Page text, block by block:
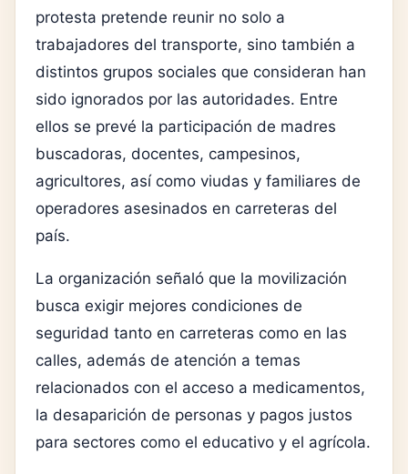
protesta pretende reunir no solo a
trabajadores del transporte, sino también a
distintos grupos sociales que consideran han
sido ignorados por las autoridades. Entre
ellos se prevé la participación de madres
buscadoras, docentes, campesinos,
agricultores, así como viudas y familiares de
operadores asesinados en carreteras del
país.
La organización señaló que la movilización
busca exigir mejores condiciones de
seguridad tanto en carreteras como en las
calles, además de atención a temas
relacionados con el acceso a medicamentos,
la desaparición de personas y pagos justos
para sectores como el educativo y el agrícola.